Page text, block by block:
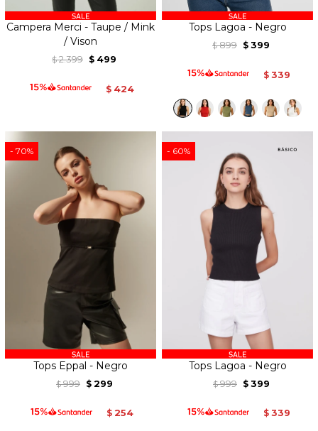
Campera Merci - Taupe / Mink
/ Vison
$ 2.399 $ 499
$ 424
Tops Lagoa - Negro
$ 899 $ 399
$ 339
70
Tops Eppal - Negro
$ 999 $ 299
$ 254
60
Tops Lagoa - Negro
$ 999 $ 399
$ 339